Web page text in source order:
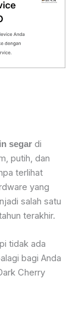
segardi
putih, dan
terlihat
yang
salah satu
terakhir.
tidak ada
bagi Anda
Cherry